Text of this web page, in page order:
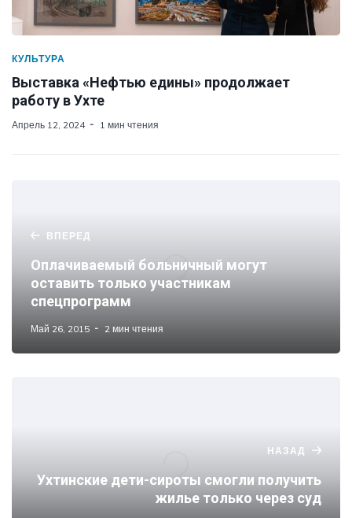
КУЛЬТУРА
Выставка «Нефтью едины» продолжает
работу в Ухте
Апрель 12, 2024 1 мин чтения
ВПЕРЕД
Оплачиваемый больничный могут
оставить только участникам
спецпрограмм
Май 26, 2015 2 мин чтения
НАЗАД
Ухтинские дети-сироты смогли получить
жилье только через суд